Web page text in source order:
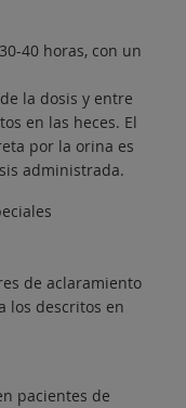
40 horas, con un
la dosis y entre
en las heces. El
por la orina es
administrada.
de aclaramiento
los descritos en
pacientes de